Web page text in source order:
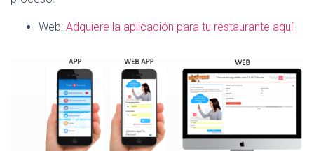
Web: Adquiere la aplicación para tu restaurante aquí